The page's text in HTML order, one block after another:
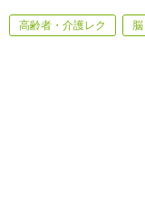
高齢者・介護レク